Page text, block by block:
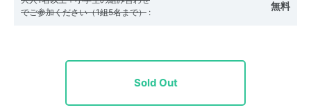
でご参加ください（1組5名まで） : 無料
Sold Out